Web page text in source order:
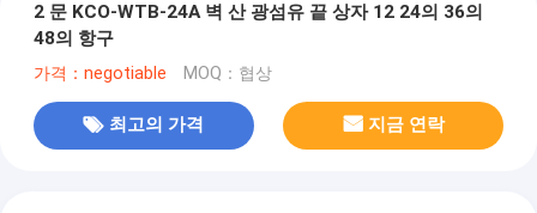
2 문 KCO-WTB-24A 벽 산 광섬유 끝 상자 12 24의 36의
48의 항구
가격：negotiable MOQ：협상
최고의 가격 지금 연락